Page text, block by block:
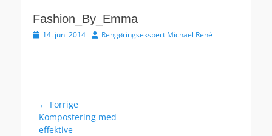
Fashion_By_Emma
Udgivet
14. juni 2014 Forfatter
Rengøringsekspert Michael René
Indlægsnavigation
← Forrige
Forrige
indlæg:
Kompostering med
effektive